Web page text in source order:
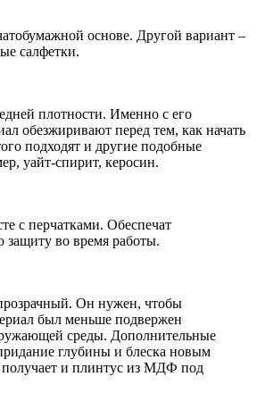
основе. Другой вариант –
салфетки.
плотности. Именно с его
обезжиривают перед тем, как начать
подходят и другие подобные
уайт-спирит, керосин.
с перчатками. Обеспечат
защиту во время работы.
Он нужен, чтобы
был меньше подвержен
среды. Дополнительные
глубины и блеска новым
и плинтус из МДФ под